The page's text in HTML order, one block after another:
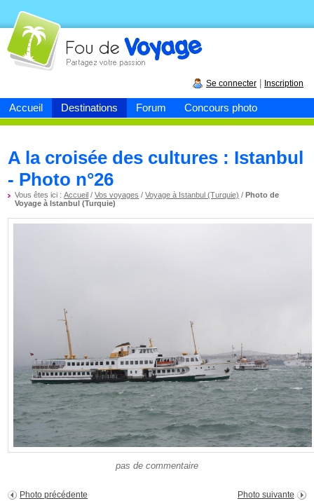
Accueil Destinations Forum Concours photo
Fou devoyage
Se connecter Inscription
A la croisée des cultures : Istanbul
- Photo n°26
Vous êtes ici :Accueil /Vos voyages /Voyage à Istanbul (Turquie) /Photo de
Voyage à Istanbul (Turquie)
pas de commentaire
Photo précédente Photo suivante